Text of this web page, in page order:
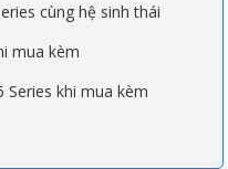
cùng hệ sinh thái
mua kèm
Series khi mua kèm